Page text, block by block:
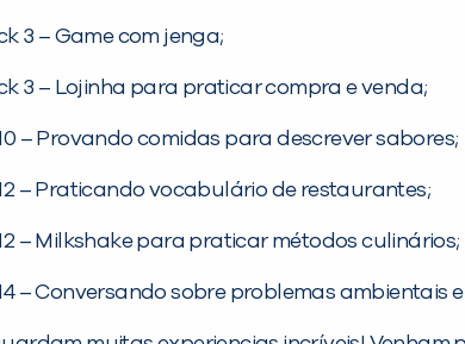
3 – Game com jenga;
3 – Lojinha para praticar compra e venda;
– Provando comidas para descrever sabores;
– Praticando vocabulário de restaurantes;
– Milkshake para praticar métodos culinários;
– Conversando sobre problemas ambientais